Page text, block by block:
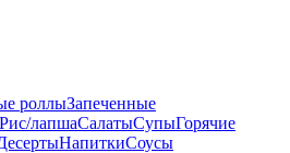
роллыЗапеченные
Рис/лапшаСалатыСупыГорячие
НапиткиСоусы